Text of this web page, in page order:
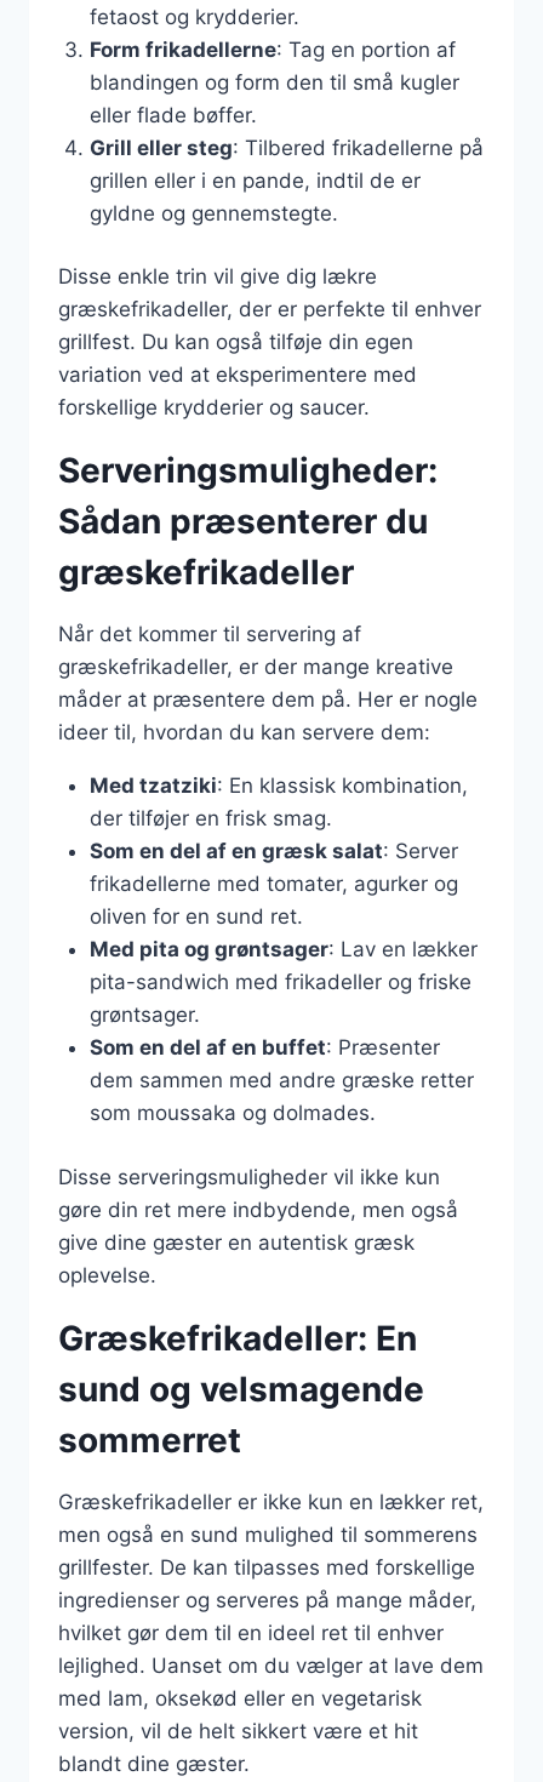
fetaost og krydderier.
Form frikadellerne: Tag en portion af
blandingen og form den til små kugler
eller flade bøffer.
Grill eller steg: Tilbered frikadellerne på
grillen eller i en pande, indtil de er
gyldne og gennemstegte.
Disse enkle trin vil give dig lækre
græskefrikadeller, der er perfekte til enhver
grillfest. Du kan også tilføje din egen
variation ved at eksperimentere med
forskellige krydderier og saucer.
Serveringsmuligheder:
Sådan præsenterer du
græskefrikadeller
Når det kommer til servering af
græskefrikadeller, er der mange kreative
måder at præsentere dem på. Her er nogle
ideer til, hvordan du kan servere dem:
Med tzatziki: En klassisk kombination,
der tilføjer en frisk smag.
Som en del af en græsk salat: Server
frikadellerne med tomater, agurker og
oliven for en sund ret.
Med pita og grøntsager: Lav en lækker
pita-sandwich med frikadeller og friske
grøntsager.
Som en del af en buffet: Præsenter
dem sammen med andre græske retter
som moussaka og dolmades.
Disse serveringsmuligheder vil ikke kun
gøre din ret mere indbydende, men også
give dine gæster en autentisk græsk
oplevelse.
Græskefrikadeller: En
sund og velsmagende
sommerret
Græskefrikadeller er ikke kun en lækker ret,
men også en sund mulighed til sommerens
grillfester. De kan tilpasses med forskellige
ingredienser og serveres på mange måder,
hvilket gør dem til en ideel ret til enhver
lejlighed. Uanset om du vælger at lave dem
med lam, oksekød eller en vegetarisk
version, vil de helt sikkert være et hit
blandt dine gæster.